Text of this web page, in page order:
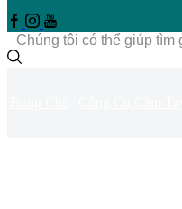
Facebook
Instagram
Youtube
Trường
tìm